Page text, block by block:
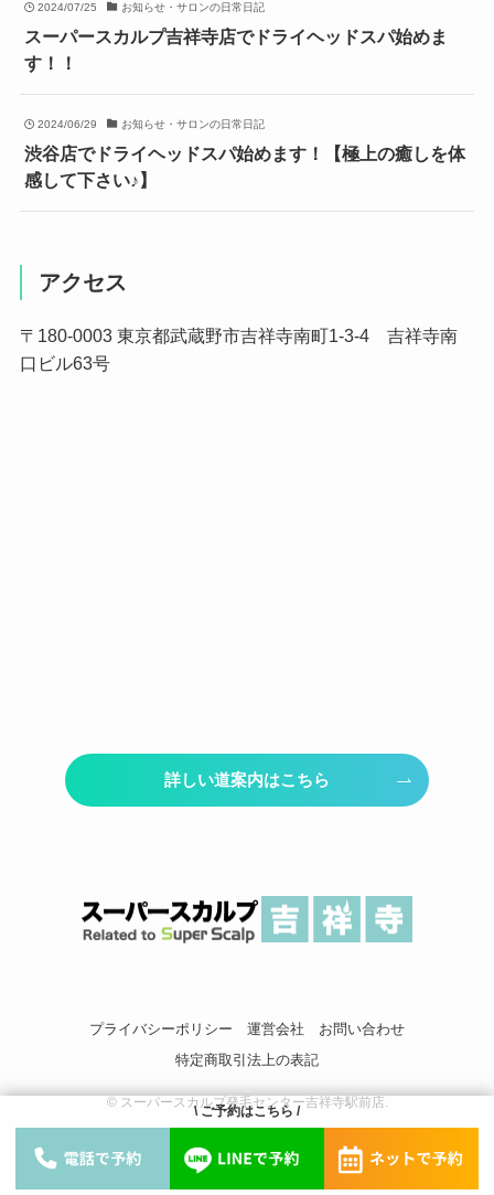
\ ご予約はこちら /
2024/07/25 お知らせ・サロンの日常日記
スーパースカルプ吉祥寺店でドライヘッドスパ始めま
す！！
2024/06/29 お知らせ・サロンの日常日記
渋谷店でドライヘッドスパ始めます！【極上の癒しを体
感して下さい♪】
アクセス
〒180-0003 東京都武蔵野市吉祥寺南町1-3-4 吉祥寺南
口ビル63号
詳しい道案内はこちら
プライバシーポリシー 運営会社
お問い合わせ
特定商取引法上の表記
©スーパースカルプ発毛センター吉祥寺駅前店.